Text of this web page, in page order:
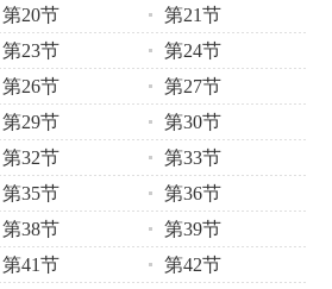
第20节
第21节
第23节
第24节
第26节
第27节
第29节
第30节
第32节
第33节
第35节
第36节
第38节
第39节
第41节
第42节